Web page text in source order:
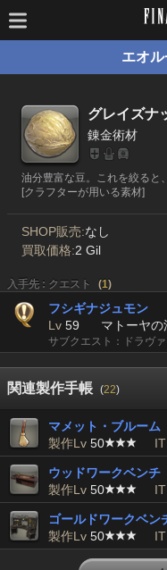
エオ
グレイズナ
錬金術材
油分豊富な豆。これを絞ると
[クラフターが用いる素材]
SHOP販売:なし
買取価格:2 Gil
入手先 : クエスト (1)
フシギナジュモン
Lv 59 マトーヤの
サブクエスト：ドラヴ
関連製作手帳 (22)
マメット・ブルーム
製作Lv 50
ウッドワークベンチ
製作Lv 50
ゴールドワークベン
製作Lv 50